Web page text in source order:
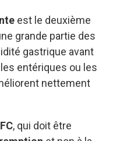
est le deuxième
grande partie des
gastrique avant
entériques ou les
nettement
, qui doit être